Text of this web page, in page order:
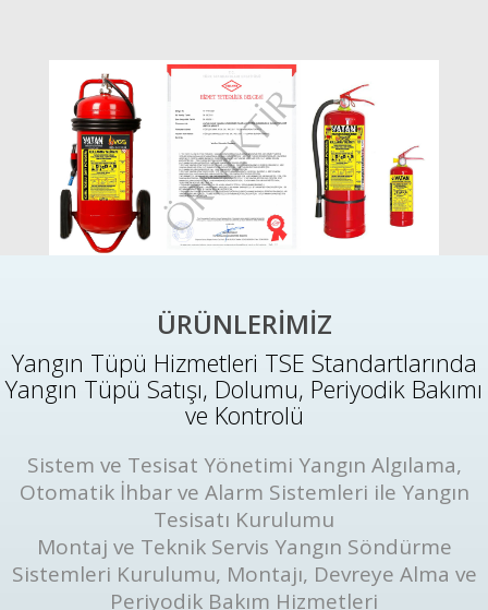
ÜRÜNLERİMİZ
Yangın Tüpü Hizmetleri TSE Standartlarında
Yangın Tüpü Satışı, Dolumu, Periyodik Bakımı
ve Kontrolü
Sistem ve Tesisat Yönetimi Yangın Algılama,
Otomatik İhbar ve Alarm Sistemleri ile Yangın
Tesisatı Kurulumu
Montaj ve Teknik Servis Yangın Söndürme
Sistemleri Kurulumu, Montajı, Devreye Alma ve
Periyodik Bakım Hizmetleri